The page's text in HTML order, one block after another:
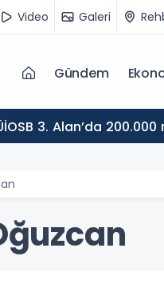
Video Galeri
Gündem
3. Alan’da